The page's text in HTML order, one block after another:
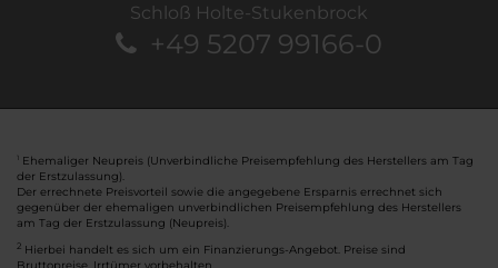
Schloß Holte-Stukenbrock
+49 5207 99166-0
Ehemaliger Neupreis (Unverbindliche Preisempfehlung des Herstellers am Tag
der Erstzulassung).
Der errechnete Preisvorteil sowie die angegebene Ersparnis errechnet sich
gegenüber der ehemaligen unverbindlichen Preisempfehlung des Herstellers
am Tag der Erstzulassung (Neupreis).
2 Hierbei handelt es sich um ein Finanzierungs-Angebot. Preise sind
Bruttopreise. Irrtümer vorbehalten.